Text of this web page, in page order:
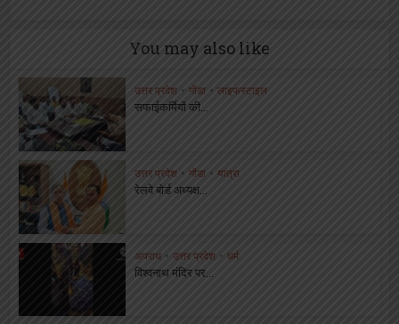
You may also like
उत्तर प्रदेश • गोंडा • लाइफस्टाइल
सफाईकर्मियों की...
उत्तर प्रदेश • गोंडा • यात्रा
रेलवे बोर्ड अध्यक्ष...
अपराध • उत्तर प्रदेश धर्म
विश्वनाथ मंदिर पर...